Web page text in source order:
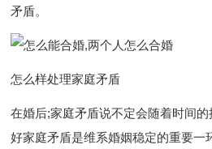
矛盾。
怎么样处理家庭矛盾
在婚后;家庭矛盾说不定会随着时间
好家庭矛盾是维系婚姻稳定的重要一